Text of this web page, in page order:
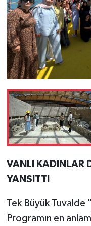
VANLI KADINLAR
YANSITTI
Tek Büyük Tuvalde
Programın en